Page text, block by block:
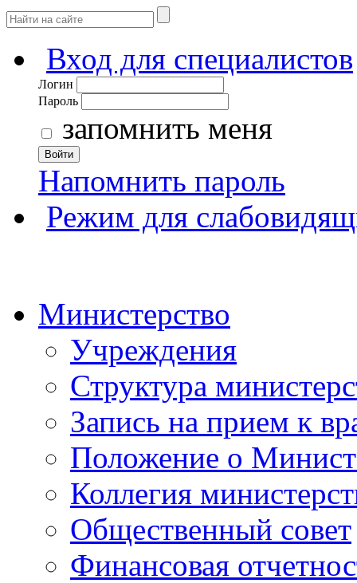
Вход для специалистов
Логин
Пароль
запомнить меня
Войти
Напомнить пароль
Режим для
Министерство
Учреждения
Структура
Запись на прием к
Положение о
Коллегия
Общественный совет
Финансовая